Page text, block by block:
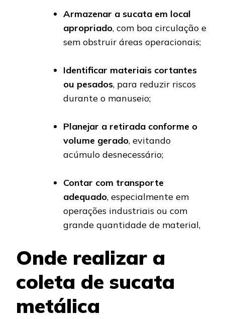
Armazenar a sucata em local
apropriado, com boa circulação e
sem obstruir áreas operacionais;
Identificar materiais cortantes
ou pesados, para reduzir riscos
durante o manuseio;
Planejar a retirada conforme o
volume gerado, evitando
acúmulo desnecessário;
Contar com transporte
adequado, especialmente em
operações industriais ou com
grande quantidade de material,
Onde realizar a
coleta de sucata
metálica